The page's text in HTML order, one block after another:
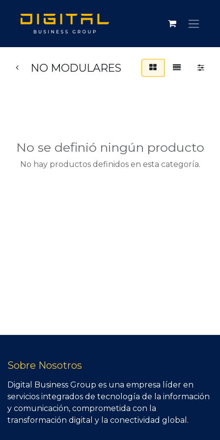
NO MODULARES
No se definió ningún producto
No hay productos definidos en esta categoría.
Sobre Nosotros
Digital Business Group es una empresa líder en
servicios integrados de tecnología de la información
y comunicación, comprometida con la
transformación digital y la conectividad global.